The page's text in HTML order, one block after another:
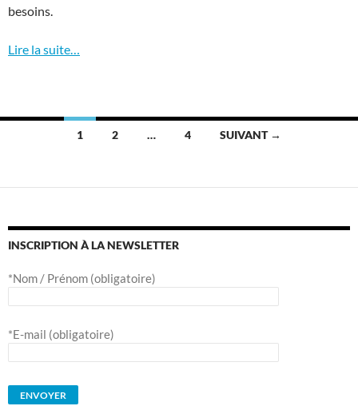
besoins.
Lire la suite…
1 2 … 4 SUIVANT →
INSCRIPTION À LA NEWSLETTER
*Nom / Prénom (obligatoire)
*E-mail (obligatoire)